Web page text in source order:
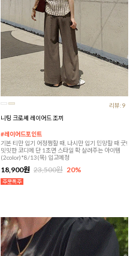
리뷰:9
니팅 크로셰 레이어드 조끼
#레이어드포인트
기본 티만 입기 어정쩡할 때, 나시만 입기 민망할 때 굿!
밋밋한 코디에 단 1초면 스타일 확 살려주는 아이템
(2color)*8/13(목) 입고예정
18,900원 23,500원 20%